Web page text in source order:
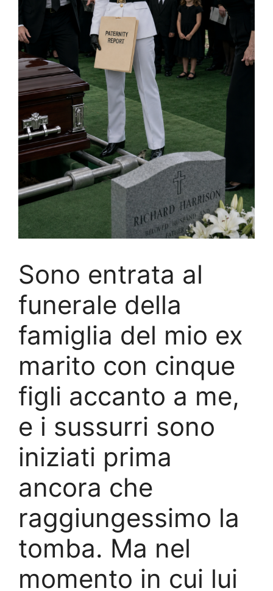
Sono entrata al
funerale della
famiglia del mio ex
marito con cinque
figli accanto a me,
e i sussurri sono
iniziati prima
ancora che
raggiungessimo la
tomba. Ma nel
momento in cui lui